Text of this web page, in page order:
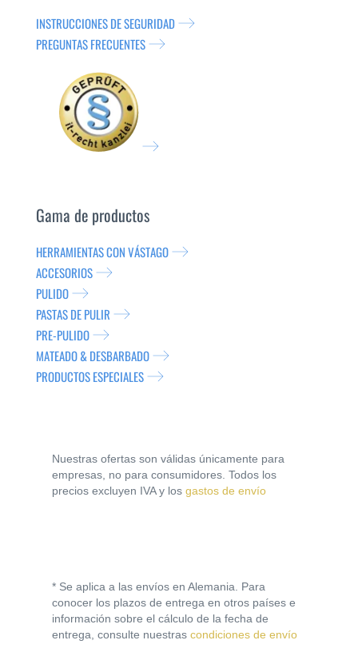
INSTRUCCIONES DE SEGURIDAD
PREGUNTAS FRECUENTES
Gama de productos
HERRAMIENTAS CON VÁSTAGO
ACCESORIOS
PULIDO
PASTAS DE PULIR
PRE-PULIDO
MATEADO & DESBARBADO
PRODUCTOS ESPECIALES
Nuestras ofertas son válidas únicamente para
empresas, no para consumidores. Todos los
precios excluyen IVA y los gastos de envío
* Se aplica a las envíos en Alemania. Para
conocer los plazos de entrega en otros países e
información sobre el cálculo de la fecha de
entrega, consulte nuestras condiciones de envío